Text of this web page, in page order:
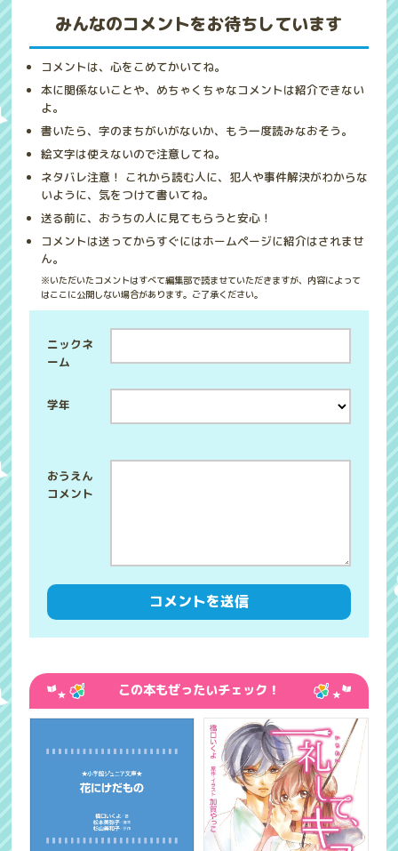
みんなのコメントをお待ちしています
コメントは、心をこめてかいてね。
本に関係ないことや、めちゃくちゃなコメントは紹介できない
よ。
書いたら、字のまちがいがないか、もう一度読みなおそう。
絵文字は使えないので注意してね。
ネタバレ注意！ これから読む人に、犯人や事件解決がわからな
いように、気をつけて書いてね。
送る前に、おうちの人に見てもらうと安心！
コメントは送ってからすぐにはホームページに紹介はされませ
ん。
※いただいたコメントはすべて編集部で読ませていただきますが、内容によって
はここに公開しない場合があります。ご了承ください。
学年
ニックネ
ーム
この本もぜったいチェック！